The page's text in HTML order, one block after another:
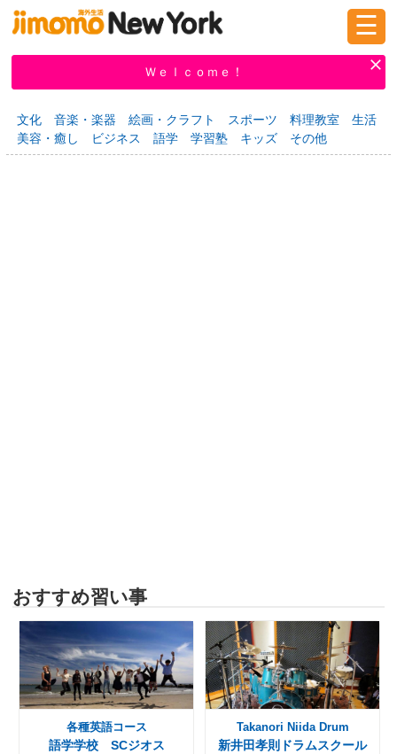
掲示板 タウン情報 教えて！
☰
Ｗｅｌｃｏｍｅ！
文化 音楽・楽器 絵画・クラフト スポーツ 料理教室
生活
美容・癒し
ビジネス 語学 学習塾 キッズ その他
おすすめ習い事
各種英語コース
語学学校 SCジオス
Takanori Niida Drum
新井田孝則ドラムスクール